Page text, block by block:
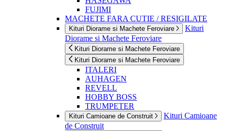
FUJIMI
MACHETE FARA CUTIE / RESIGILATE
Kituri Diorame si Machete Feroviare
Kituri
Diorame si Machete Feroviare
Kituri Diorame si Machete Feroviare
Kituri Diorame si Machete Feroviare
ITALERI
AUHAGEN
REVELL
HOBBY BOSS
TRUMPETER
Kituri Camioane de Construit
Kituri Camioane
de Construit